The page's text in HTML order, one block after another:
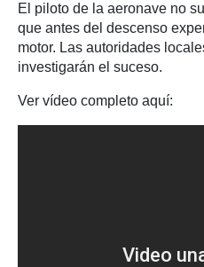
El piloto de la aeronave no
que antes del descenso
motor. Las autoridades
investigarán el suceso.
Ver vídeo completo aquí: